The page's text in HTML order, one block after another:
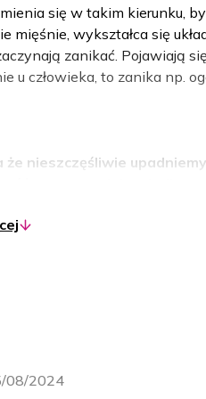
się w takim kierunku,
mięśnie, wykształca się
zanikać. Pojawiają
u człowieka, to zanika np.
że nieszczęśliwie
gardzieli – takie przerwy,
08/2024